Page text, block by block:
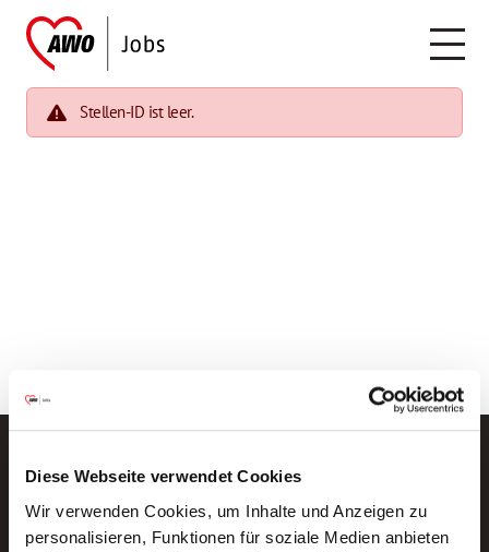
Diese Webseite verwendet Cookies
Wir verwenden Cookies, um Inhalte und Anzeigen zu
personalisieren, Funktionen für soziale Medien anbieten
Stellen-ID ist leer.
Neue Stellen per E-Mail.